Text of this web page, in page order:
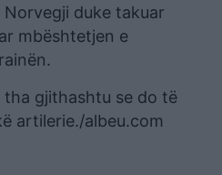
duke takuar
mbështetjen e
tha gjithashtu se do të
artilerie./albeu.com